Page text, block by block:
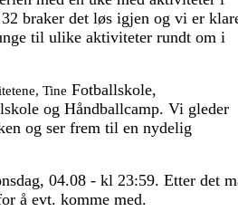
braker det løs igjen og vi er
til ulike aktiviteter rundt om i
Tine Fotballskole,
og Håndballcamp. Vi gleder
og ser frem til en nydelig
04.08 - kl 23:59. Etter det
å evt. komme med.